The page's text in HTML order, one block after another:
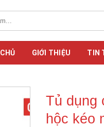
GIỚI THIỆU TIN
Tủ dụng
hộc kéo